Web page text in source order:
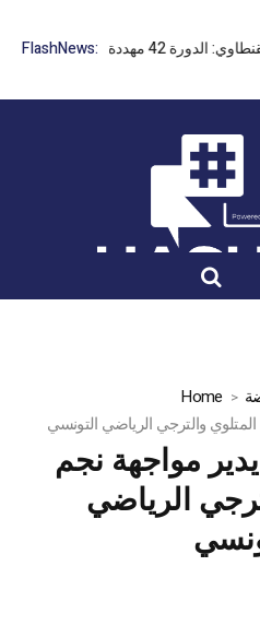
FlashNews: الدورة 42 مهددة بسبب تأخر التراخيص
Home
والترجي الرياضي التونسي
مواجهة نجم
الرياضي